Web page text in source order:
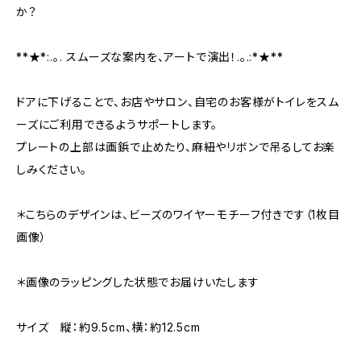
か？
**★*:.｡. スムーズな案内を、アートで演出！.｡.:*★**
ドアに下げることで、お店やサロン、自宅のお客様がトイレをスム
ーズにご利用できるようサポートします。
プレートの上部は画鋲で止めたり、麻紐やリボンで吊るしてお楽
しみください。
＊こちらのデザインは、ビーズのワイヤーモチーフ付きです（1枚目
画像）
＊画像のラッピングした状態でお届けいたします
サイズ 縦：約9.5cm、横：約12.5cm